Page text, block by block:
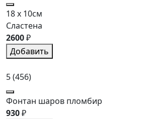
18 x 10см
Сластена
2600₽
Добавить
5(456)
Фонтан шаров пломбир
930₽